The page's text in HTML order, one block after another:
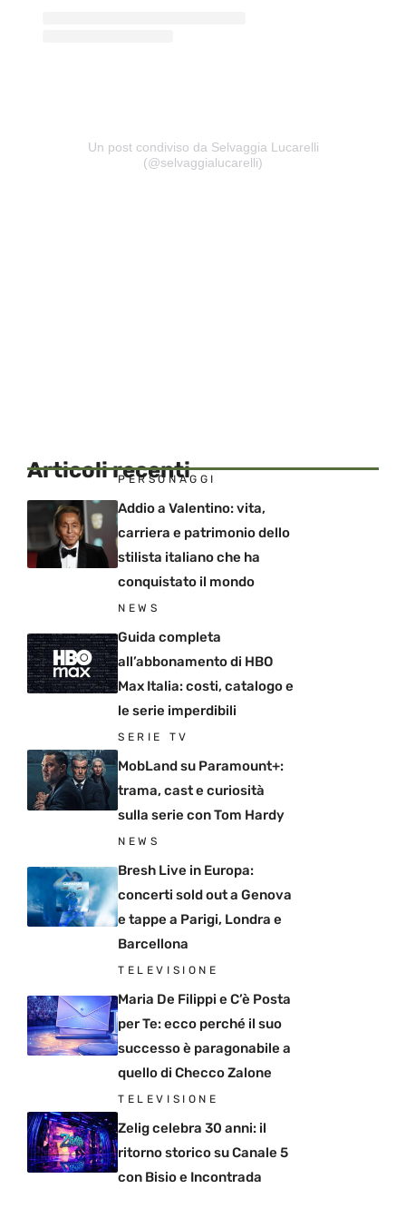
Un post condiviso da Selvaggia Lucarelli
(@selvaggialucarelli)
Articoli recenti
PERSONAGGI
Addio a Valentino: vita,
carriera e patrimonio dello
stilista italiano che ha
conquistato il mondo
NEWS
Guida completa
all’abbonamento di HBO
Max Italia: costi, catalogo e
le serie imperdibili
SERIE TV
MobLand su Paramount+:
trama, cast e curiosità
sulla serie con Tom Hardy
NEWS
Bresh Live in Europa:
concerti sold out a Genova
e tappe a Parigi, Londra e
Barcellona
TELEVISIONE
Maria De Filippi e C’è Posta
per Te: ecco perché il suo
successo è paragonabile a
quello di Checco Zalone
TELEVISIONE
Zelig celebra 30 anni: il
ritorno storico su Canale 5
con Bisio e Incontrada